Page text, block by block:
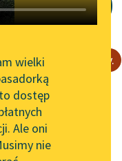
brak utworu
Wolnych Lektur
dla piszących i
wielki
dostęp
Ale oni
nie
zawiera wulgaryzmy.